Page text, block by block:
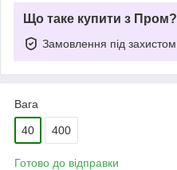
Що таке купити з Пром?
Замовлення під захистом
Вага
40 400
Готово до відправки